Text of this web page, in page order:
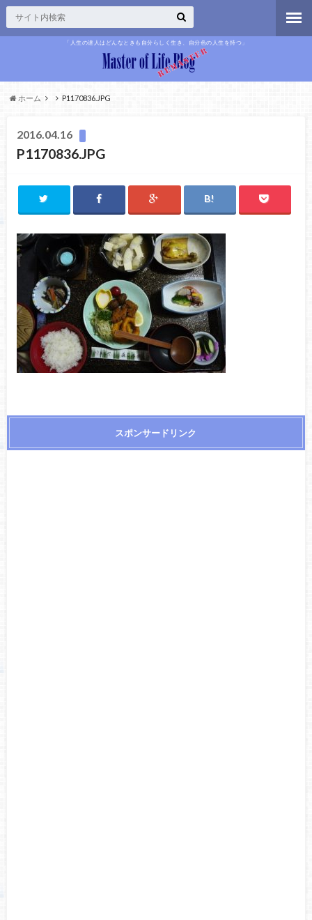
「人生の達人はどんなときも自分らしく生き、自分色の人生を持つ」
ホーム P1170836.JPG
2016.04.16
P1170836.JPG
スポンサードリンク